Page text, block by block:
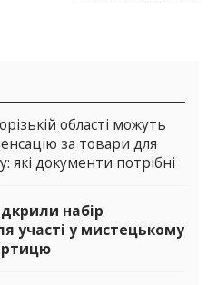
області можуть
за товари для
які документи потрібні
набір
участі у мистецькому